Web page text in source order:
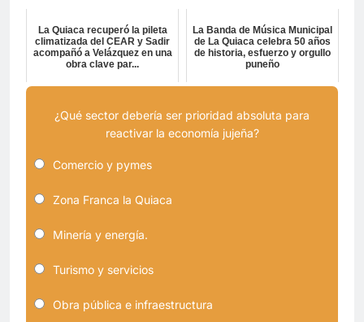
La Quiaca recuperó la pileta
climatizada del CEAR y Sadir
acompañó a Velázquez en una
obra clave par...
La Banda de Música Municipal
de La Quiaca celebra 50 años
de historia, esfuerzo y orgullo
puneño
¿Qué sector debería ser prioridad absoluta para
reactivar la economía jujeña?
Comercio y pymes
Zona Franca la Quiaca
Minería y energía.
Turismo y servicios
Obra pública e infraestructura